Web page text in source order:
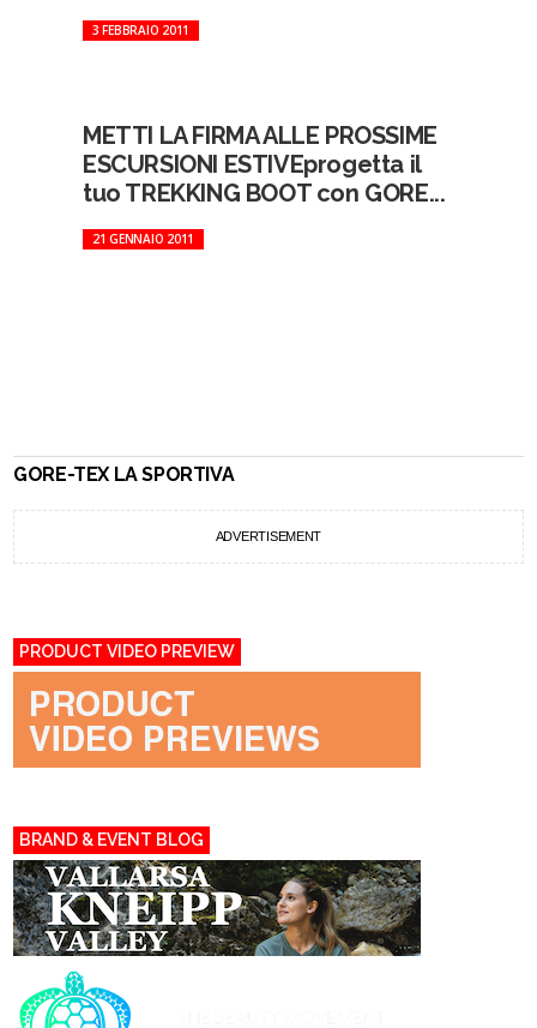
3 FEBBRAIO 2011
METTI LA FIRMA ALLE PROSSIME
ESCURSIONI ESTIVEprogetta il
tuo TREKKING BOOT con GORE...
21 GENNAIO 2011
GORE-TEX LA SPORTIVA
ADVERTISEMENT
PRODUCT VIDEO PREVIEW
BRAND & EVENT BLOG